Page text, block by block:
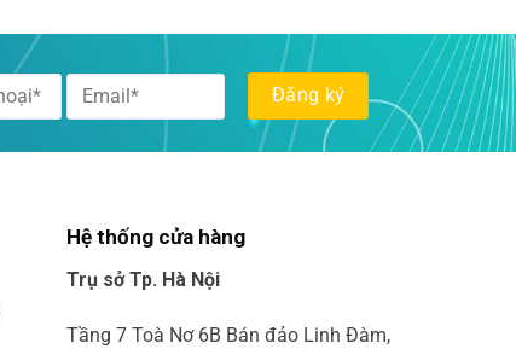
Hệ thống cửa hàng
Trụ sở Tp. Hà Nội
Tầng 7 Toà Nơ 6B Bán đảo Linh Đàm,